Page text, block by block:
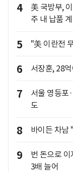
4
美 국방부,
주 내 납품
5 "美 이란전
6 서장훈, 28
7
서울 영등포
도
8 바이든 차남
9
번 돈으로
3배 늘어